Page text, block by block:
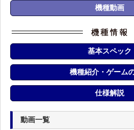
機種動画
基本スペック
機種紹介・ゲーム
仕様解説
動画一覧